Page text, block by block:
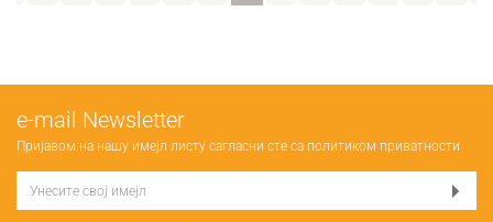
е-mail Newsletter
Пријавом на нашу имејл листу сагласни сте са политиком приватности